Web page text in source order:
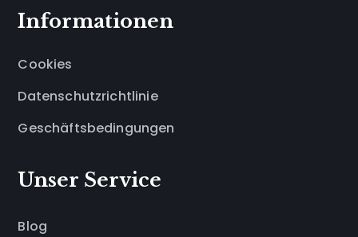
Informationen
Cookies
Datenschutzrichtlinie
Geschäftsbedingungen
Unser Service
Blog